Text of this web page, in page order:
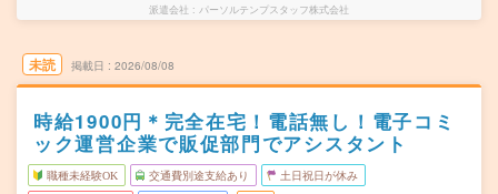
派遣会社 パーソルテンプスタッフ株式会社
未読 掲載日 2026/08/08
時給1900円＊完全在宅！電話無し！電子コミ
ック運営企業で販促部門でアシスタント
職種未経験OK 交通費別途支給あり 土日祝日が休み